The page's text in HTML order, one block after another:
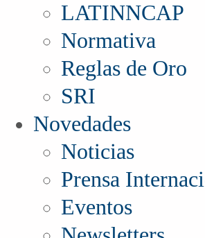
LATINNCAP
Normativa
Reglas de Oro
SRI
Novedades
Noticias
Prensa
Eventos